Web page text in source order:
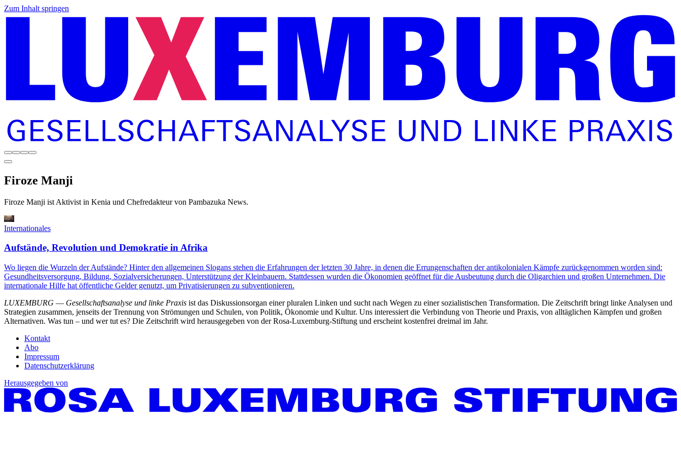
Zum Inhalt springen
Firoze Manji
Firoze Manji ist Aktivist in Kenia und Chefredakteur von Pambazuka News.
Internationales
Aufstände, ­Revolution und Demokratie ­­in Afrika
Wo liegen die Wurzeln der Aufstände? Hinter den allgemeinen Slogans stehen die Erfahrungen der letzten 30 Jahre, in denen die Errungenschaften der antikolonialen Kämpfe zurückgenommen worden sind:
Gesundheitsversorgung, Bildung, Sozialversicherungen, Unterstützung der Kleinbauern. Stattdessen wurden die Ökonomien geöffnet für die Ausbeutung durch die Oligarchien und großen Unternehmen. Die
internationale Hilfe hat öffentliche Gelder genutzt, um Privatisierungen zu subventionieren.
LUXEMBURG — Gesellschaftsanalyse und linke Praxis ist das Diskussionsorgan einer pluralen Linken und sucht nach Wegen zu einer sozialistischen Transformation. Die Zeitschrift bringt linke Analysen und
Strategien zusammen, jenseits der Trennung von Strömungen und Schulen, von Politik, Ökonomie und Kultur. Uns interessiert die Verbindung von Theorie und Praxis, von alltäglichen Kämpfen und großen
Alternativen. Was tun – und wer tut es? Die Zeitschrift wird herausgegeben von der Rosa-Luxemburg-Stiftung und erscheint kostenfrei dreimal im Jahr.
Kontakt
Abo
Impressum
Datenschutzerklärung
Herausgegeben von